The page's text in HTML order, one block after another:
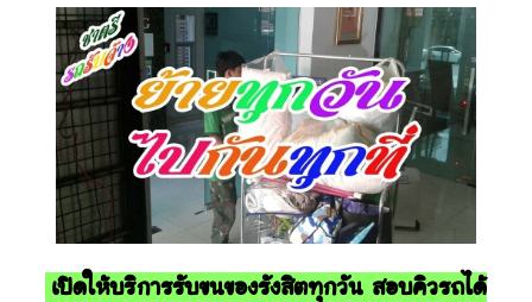
เปิดให้บริการรับขนของรังสิตทุกวัน สอบคิวรถได้